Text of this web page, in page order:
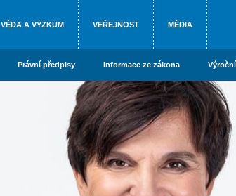
VĚDA A VÝZKUM VEŘEJNOST MÉDIA
Právní předpisy Informace ze zákona